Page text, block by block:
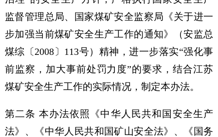
监督管理总局、国家煤矿安全监察局《关于进一
步加强当前煤矿安全生产工作的通知》（安监总
煤综〔2008〕113号）精神，进一步落实“强化事
前监察，加大事前处罚力度”的要求，结合江苏
煤矿安全生产工作的实际情况，制定本办法。
第二条 本办法依照《中华人民共和国安全生产
法》、《中华人民共和国矿山安全法》、《国务